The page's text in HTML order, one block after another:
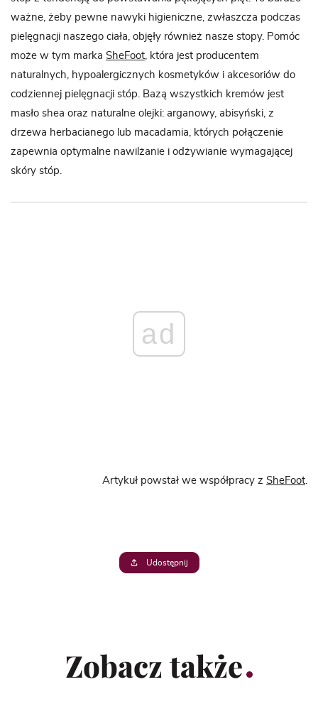
ważne, żeby pewne nawyki higieniczne, zwłaszcza podczas
pielęgnacji naszego ciała, objęły również nasze stopy. Pomóc
może w tym marka SheFoot, która jest producentem
naturalnych, hypoalergicznych kosmetyków i akcesoriów do
codziennej pielęgnacji stóp. Bazą wszystkich kremów jest
masło shea oraz naturalne olejki: arganowy, abisyński, z
drzewa herbacianego lub macadamia, których połączenie
zapewnia optymalne nawilżanie i odżywianie wymagającej
skóry stóp.
ad
Artykuł powstał we współpracy z SheFoot
Udostępnij
Zobacz także